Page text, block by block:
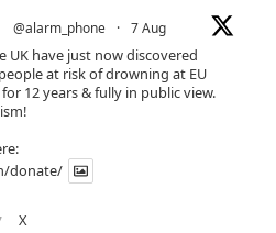
@alarm_phone · 7 Aug
have just now discovered
at risk of drowning at EU
12 years & fully in public view.
donate/
X